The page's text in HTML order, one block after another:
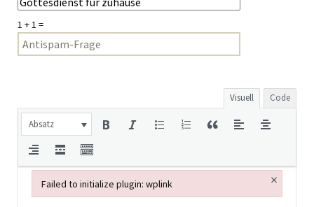
1 + 1 =
Visuell Code
Absatz
Failed to initialize plugin: wplink ×
Failed to initialize plugin: wplink